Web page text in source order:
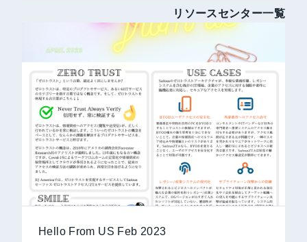
リソースセンター一覧
Hello From US Feb 2023